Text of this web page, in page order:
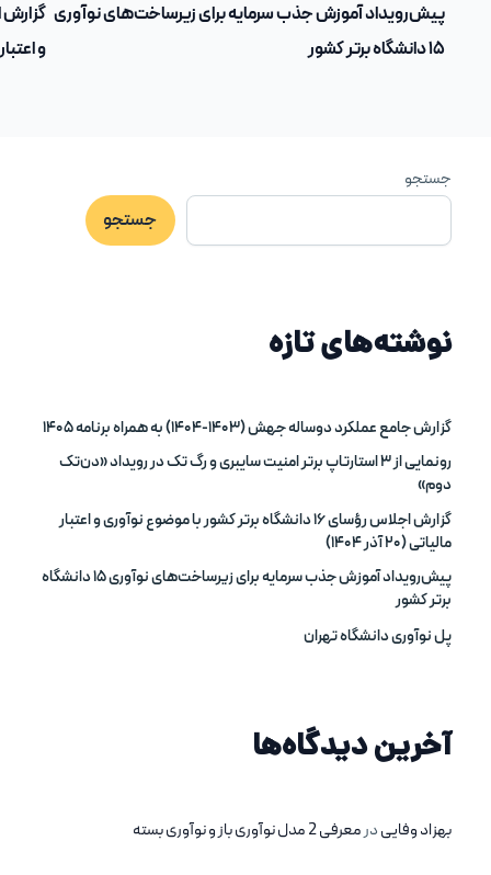
و اعتبار
پیش‌رویداد آموزش جذب سرمایه برای زیرساخت‌های نوآوری
۱۵ دانشگاه برتر کشور
جستجو
جستجو
نوشته‌های تازه
گزارش جامع عملکرد دوساله جهش (۱۴۰۳-۱۴۰۴) به همراه برنامه‌ ۱۴۰۵
رونمایی از ۳ استارتاپ برتر امنیت سایبری و رگ تک در رویداد «دن‌تک
دوم»
گزارش اجلاس رؤسای ۱۶ دانشگاه برتر کشور با موضوع نوآوری و اعتبار
مالیاتی (۲۰ آذر ۱۴۰۴)
پیش‌رویداد آموزش جذب سرمایه برای زیرساخت‌های نوآوری ۱۵ دانشگاه
برتر کشور
پل نوآوری دانشگاه تهران
آخرین دیدگاه‌ها
بهزاد وفاییدرمعرفی 2 مدل نوآوری باز و نوآوری بسته